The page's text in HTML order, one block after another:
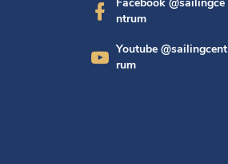
ntrum
Youtube @sailingcent
rum